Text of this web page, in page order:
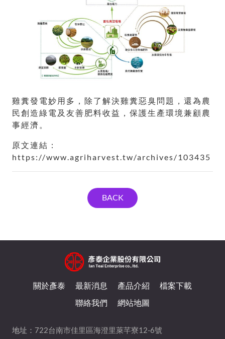
雞糞發電妙用多，除了解決雞糞惡臭問題，還為農
民創造綠電及友善肥料收益，保護生產環境兼顧農
事經濟。
原文連結：
https://www.agriharvest.tw/archives/103435
BACK
關於彥泰 最新消息 產品介紹
檔案下載
聯絡我們
網站地圖
地址： 722台南市佳里區海澄里萊芊寮12-6號